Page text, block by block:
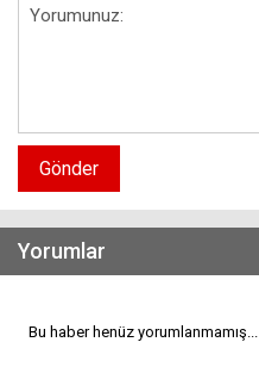
Gönder
Yorumlar
Bu haber henüz yorumlanmamış...